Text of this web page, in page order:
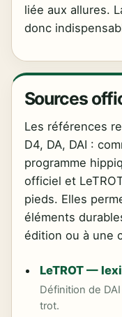
liée aux allures.
donc
Sources
Les références
D4, DA, DAI :
programme
officiel et
pieds. Elles
éléments
édition ou à une
LeTROT —
Définition de
trot.